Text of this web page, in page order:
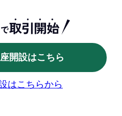
開設はこちら
はこちらから